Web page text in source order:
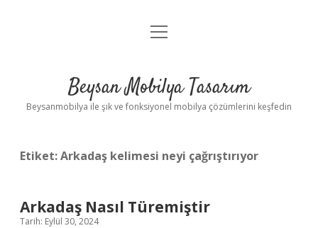
Anasayfa
Yasal Uyarı
menüyü
Beysan Mobilya Tasarım
Beysanmobilya ile şık ve fonksiyonel mobilya çözümlerini keşfedin
Etiket:Arkadaş kelimesi neyi çağrıştırıyor
Arkadaş Nasıl Türemiştir
Tarih: Eylül 30, 2024